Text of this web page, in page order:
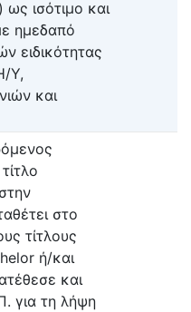
ισότιμο και
ημεδαπό
ειδικότητας
Υ,
και
στο
τίτλους
ή/και
και
για τη λήψη